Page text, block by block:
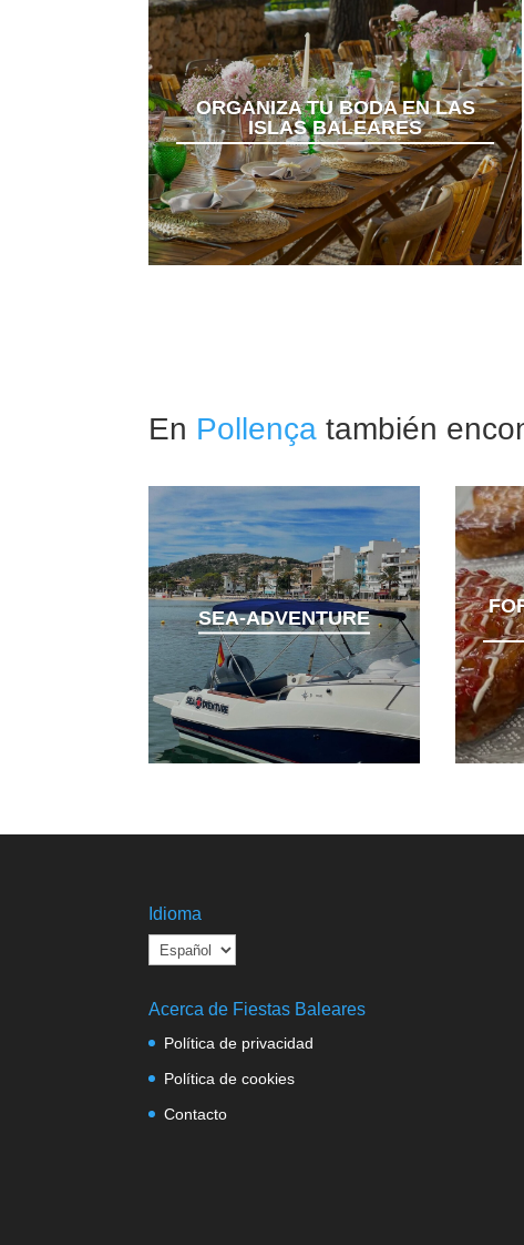
ORGANIZA TU BODA EN LAS
ISLAS BALEARES
En Pollença también
SEA-ADVENTURE
Idioma
Acerca de Fiestas Baleares
Política de privacidad
Política de cookies
Contacto